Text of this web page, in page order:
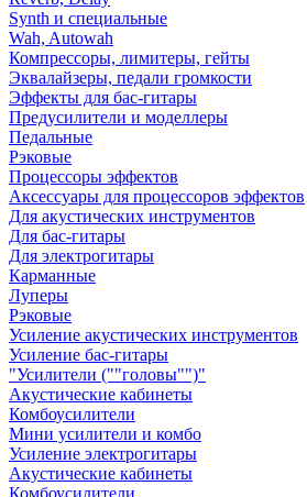
Synth и специальные
Wah, Autowah
Компрессоры, лимитеры, гейты
Эквалайзеры, педали громкости
Эффекты для бас-гитары
Предусилители и моделлеры
Педальные
Рэковые
Процессоры эффектов
Аксессуары для процессоров эффектов
Для акустических инструментов
Для бас-гитары
Для электрогитары
Карманные
Луперы
Рэковые
Усиление акустических инструментов
Усиление бас-гитары
"Усилители (""головы"")"
Акустические кабинеты
Комбоусилители
Мини усилители и комбо
Усиление электрогитары
Акустические кабинеты
Комбоусилители